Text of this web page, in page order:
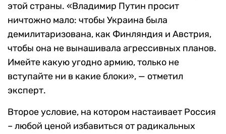
этой страны. «Владимир Путин просит
ничтожно мало: чтобы Украина была
демилитаризована, как Финляндия и Австрия,
чтобы она не вынашивала агрессивных планов.
Имейте какую угодно армию, только не
вступайте ни в какие блоки», — отметил
эксперт.
Второе условие, на котором настаивает Россия
– любой ценой избавиться от радикальных